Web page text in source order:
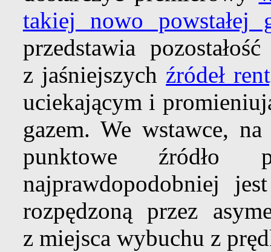
takiej nowo powstałej
przedstawia
z jaśniejszych źródeł
uciekającym i
gazem. We wstawce,
punktowe źródło
najprawdopodobniej
rozpędzoną przez
z miejsca wybuchu z